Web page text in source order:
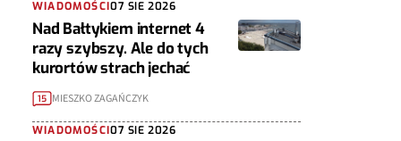
WIADOMOŚCI07 SIE 2026
Nad Bałtykiem internet 4
razy szybszy. Ale do tych
kurortów strach jechać
15 MIESZKO ZAGAŃCZYK
WIADOMOŚCI07 SIE 2026